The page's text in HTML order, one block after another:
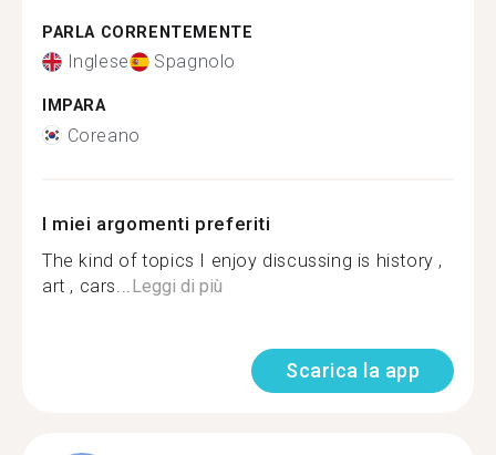
PARLA CORRENTEMENTE
Inglese Spagnolo
IMPARA
Coreano
I miei argomenti preferiti
The kind of topics I enjoy discussing is history ,
art , cars... Leggi di più
Scarica la app